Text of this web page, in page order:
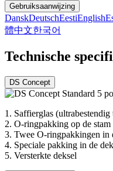
Gebruiksaanwijzing
DanskDeutschEestiEnglish
體中文한국어
Technische
DS Concept
1. Saffierglas (ultrabestendig
2. O-ringpakking op de stam
3. Twee O-ringpakkingen in
4. Speciale pakking in de
5. Versterkte deksel